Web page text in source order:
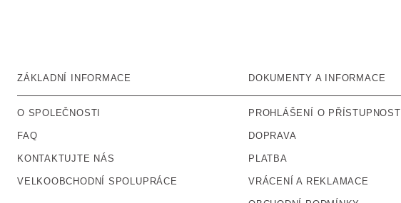
ZÁKLADNÍ INFORMACE
O SPOLEČNOSTI
FAQ
KONTAKTUJTE NÁS
VELKOOBCHODNÍ SPOLUPRÁCE
DOKUMENTY A INFORMACE
PROHLÁŠENÍ O PŘÍSTUPNOSTI
DOPRAVA
PLATBA
VRÁCENÍ A REKLAMACE